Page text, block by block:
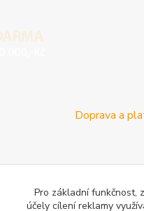
Doprava a
Pro základní funkčnost,
účely cílení reklamy